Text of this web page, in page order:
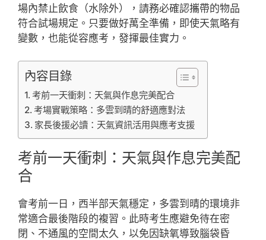
場內禁止飲食（水除外），請務必確認攜帶的物品
符合試場規定。只要做好萬全準備，即使天氣略有
變數，也能從容應考，發揮最佳實力。
內容目錄
考前一天衝刺：天氣與作息完美配合
考場實戰策略：多雲到晴的舒適應對法
家長後援必讀：天氣資訊活用與應考支援
考前一天衝刺：天氣與作息完美配
合
會考前一日，西半部天氣穩定，多雲到晴的環境非
常適合最後階段的複習。此時考生應避免待在密
閉、不通風的空間太久，以免因缺氧導致腦袋昏